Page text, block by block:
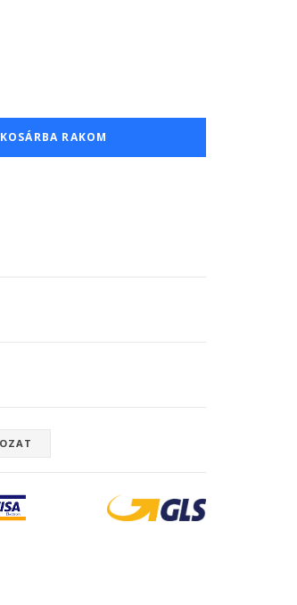
KOSÁRBA RAKOM